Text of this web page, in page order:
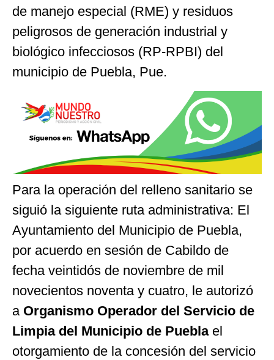
de manejo especial (RME) y residuos
peligrosos de generación industrial y
biológico infecciosos (RP-RPBI) del
municipio de Puebla, Pue.
Para la operación del relleno sanitario se
siguió la siguiente ruta administrativa: El
Ayuntamiento del Municipio de Puebla,
por acuerdo en sesión de Cabildo de
fecha veintidós de noviembre de mil
novecientos noventa y cuatro, le autorizó
a Organismo Operador del Servicio de
Limpia del Municipio de Pueblael
otorgamiento de la concesión del servicio